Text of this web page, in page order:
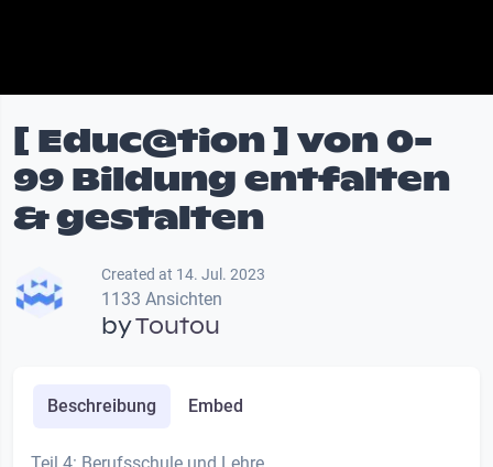
[ Educ@tion ] von 0-
99 Bildung entfalten
& gestalten
Created at 14. Jul. 2023
1133 Ansichten
byToutou
Beschreibung Embed